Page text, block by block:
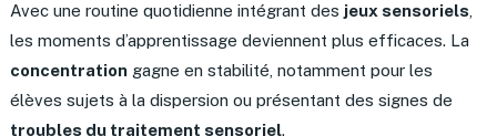
Avec une routine quotidienne intégrant des jeux sensoriels
les moments d’apprentissage deviennent plus efficaces. La
concentrationgagne en stabilité, notamment pour les
élèves sujets à la dispersion ou présentant des signes de
troubles du traitement sensoriel.